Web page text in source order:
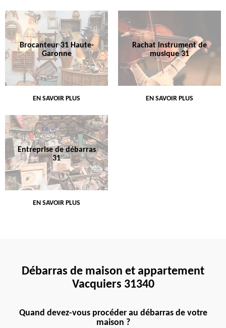
Brocanteur 31 Haute-
Garonne
EN SAVOIR PLUS
Rachat instrument de
musique 31
EN SAVOIR PLUS
Entreprise de débarras
31
EN SAVOIR PLUS
Débarras de maison et appartement
Vacquiers 31340
Quand devez-vous procéder au débarras de votre
maison ?